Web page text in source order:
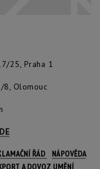
25, Praha 1
8, Olomouc
ŘÁD
NÁPOVĚDA
A DOVOZ UMĚNÍ